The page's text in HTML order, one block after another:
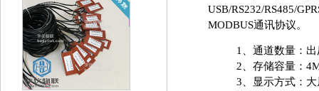
USB/RS232/RS485/
MODBUS通讯协议。
1、通道数量：
2、存储容量：
3、显示方式：